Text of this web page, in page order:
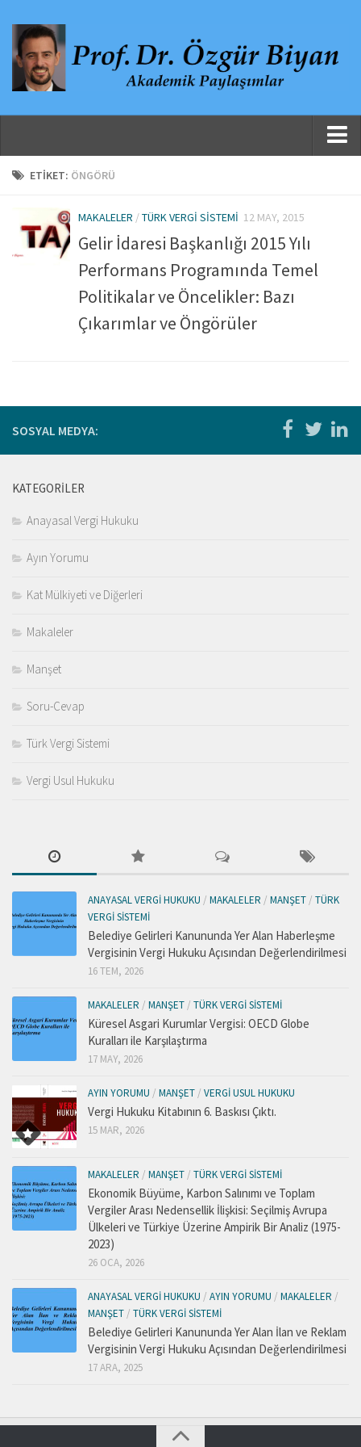
Ana Sayfa
Özgeçmiş
Yayınlanmış Çalışmalar
Danışmanlıklar, Jüri Üyelikleri ve Atıflar
For Englısh
Yasal Uyarı
İletişim
ETIKET: ÖNGÖRÜ
MAKALELER /TÜRK VERGI SISTEMI 12 MAY, 2015
Gelir İdaresi Başkanlığı 2015 Yılı
Performans Programında Temel
Politikalar ve Öncelikler: Bazı
Çıkarımlar ve Öngörüler
SOSYAL MEDYA:
KATEGORILER
Anayasal Vergi Hukuku
Ayın Yorumu
Kat Mülkiyeti ve Diğerleri
Makaleler
Manşet
Soru-Cevap
Türk Vergi Sistemi
Vergi Usul Hukuku
ANAYASAL VERGI HUKUKU / MAKALELER / MANŞET / TÜRK
VERGI SISTEMI
Belediye Gelirleri Kanununda Yer Alan Haberleşme
Vergisinin Vergi Hukuku Açısından Değerlendirilmesi
16 TEM, 2026
MAKALELER / MANŞET / TÜRK VERGI SISTEMI
Küresel Asgari Kurumlar Vergisi: OECD Globe
Kuralları ile Karşılaştırma
17 MAY, 2026
AYIN YORUMU / MANŞET / VERGI USUL HUKUKU
Vergi Hukuku Kitabının 6. Baskısı Çıktı.
15 MAR, 2026
MAKALELER / MANŞET / TÜRK VERGI SISTEMI
Ekonomik Büyüme, Karbon Salınımı ve Toplam
Vergiler Arası Nedensellik İlişkisi: Seçilmiş Avrupa
Ülkeleri ve Türkiye Üzerine Ampirik Bir Analiz (1975-
2023)
26 OCA, 2026
ANAYASAL VERGI HUKUKU / AYIN YORUMU / MAKALELER /
MANŞET / TÜRK VERGI SISTEMI
Belediye Gelirleri Kanununda Yer Alan İlan ve Reklam
Vergisinin Vergi Hukuku Açısından Değerlendirilmesi
17 ARA, 2025